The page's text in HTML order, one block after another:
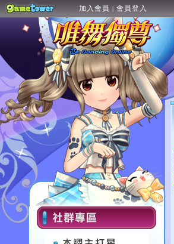
加入會員 | 會員登入